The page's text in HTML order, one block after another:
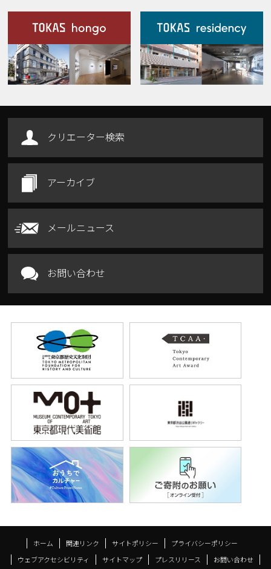
施設案内
Our Facilities
クリエーター検索
アーカイブ
メールニュース
お問い合わせ
ホーム 関連リンク サイトポリシー
プライバシーポリシー
ウェブアクセシビリティ
サイトマップ プレスリリース お問い合わせ